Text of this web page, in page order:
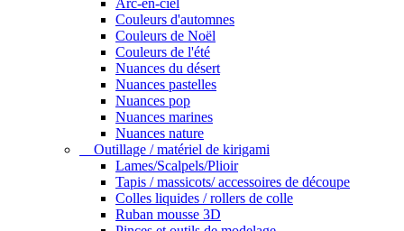
Arc-en-ciel
Couleurs d'automnes
Couleurs de Noël
Couleurs de l'été
Nuances du désert
Nuances pastelles
Nuances pop
Nuances marines
Nuances nature
Outillage / matériel de kirigami
Lames/Scalpels/Plioir
Tapis / massicots/ accessoires de découpe
Colles liquides / rollers de colle
Ruban mousse 3D